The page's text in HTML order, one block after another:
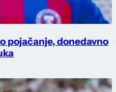
pojačanje, donedavno